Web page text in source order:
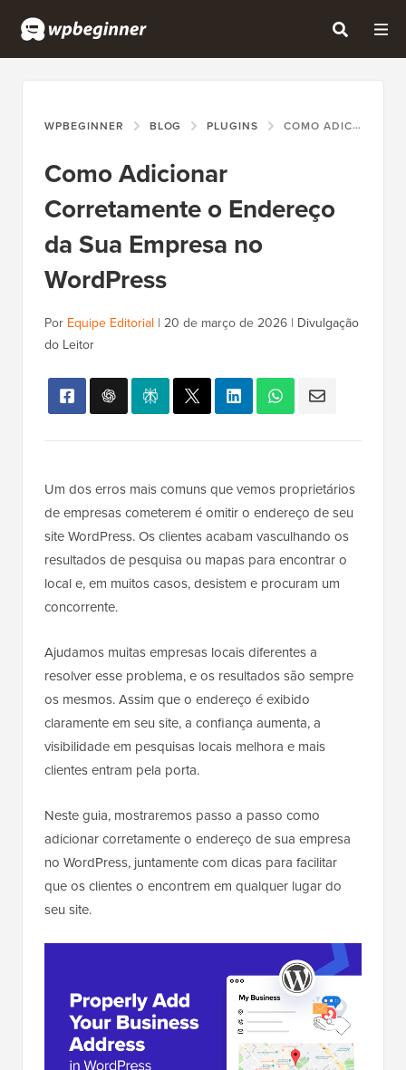
WPBEGINNER BLOG PLUGINS COMO ADICIONAR CORRETAMENTE O ENDEREÇO DA SUA EMPRESA NO WORDPRESS
Como Adicionar
Corretamente o Endereço
da Sua Empresa no
WordPress
Por Equipe Editorial | 20 de março de 2026 | Divulgação
do Leitor
Um dos erros mais comuns que vemos proprietários
de empresas cometerem é omitir o endereço de seu
site WordPress. Os clientes acabam vasculhando os
resultados de pesquisa ou mapas para encontrar o
local e, em muitos casos, desistem e procuram um
concorrente.
Ajudamos muitas empresas locais diferentes a
resolver esse problema, e os resultados são sempre
os mesmos. Assim que o endereço é exibido
claramente em seu site, a confiança aumenta, a
visibilidade em pesquisas locais melhora e mais
clientes entram pela porta.
Neste guia, mostraremos passo a passo como
adicionar corretamente o endereço de sua empresa
no WordPress, juntamente com dicas para facilitar
que os clientes o encontrem em qualquer lugar do
seu site.